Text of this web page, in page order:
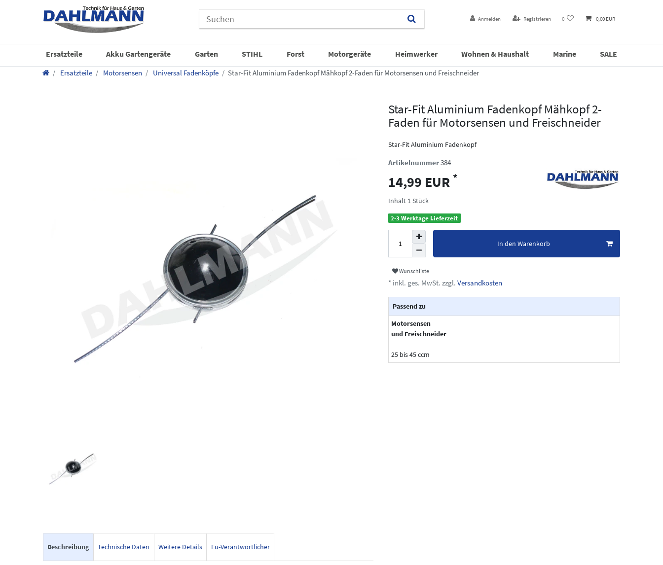
Anmelden Registrieren 0 0,00 EUR
Ersatzteile Akku Gartengeräte Garten STIHL Forst Motorgeräte Heimwerker Wohnen & Haushalt Marine SALE
Ersatzteile Motorsensen Universal Fadenköpfe Star-Fit Aluminium Fadenkopf Mähkopf 2-Faden für Motorsensen und Freischneider
Star-Fit Aluminium Fadenkopf Mähkopf 2-
Faden für Motorsensen und Freischneider
Star-Fit Aluminium Fadenkopf
Artikelnummer384
14,99 EUR *
Inhalt 1Stück
2-3 Werktage Lieferzeit
In den Warenkorb
Wunschliste
* inkl. ges. MwSt. zzgl. Versandkosten
Passend zu
Motorsensen
und Freischneider
25 bis 45 ccm
Beschreibung Technische Daten Weitere Details Eu-Verantwortlicher